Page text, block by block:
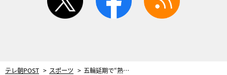
テレ朝POST スポーツ 五輪延期で“熟成”が進む！東京2020の表彰状をつくる和紙職人「来年を楽しみにしてください」